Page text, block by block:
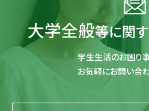
大学全般等に関
学生生活のお困り
お気軽にお問い合わ